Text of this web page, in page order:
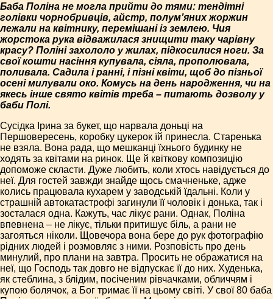
Баба Поліна не могла прийти до тями: тендітні
голівки чорнобривців, айстр, полум’яних жоржин
лежали на квітнику, перемішані із землею. Чия
жорстока рука відважилася знищити таку чарівну
красу? Поліні захололо у жилах, підкосилися ноги. За
свої кошти насіння купувала, сіяла, прополювала,
поливала. Садила і ранні, і пізні квіти, щоб до пізньої
осені милували око. Комусь на день народження, чи на
якесь інше свято квітів треба – питають дозволу у
баби Полі.
Сусідка Ірина за букет, що нарвала доньці на
Першовересень, коробку цукерок їй принесла. Старенька
не взяла. Вона рада, що мешканці їхнього будинку не
ходять за квітами на ринок. Ще й квіткову композицію
допоможе скласти. Дуже любить, коли хтось навідується до
неї. Для гостей завжди знайде щось смачненьке, адже
колись працювала кухарем у заводській їдальні. Коли у
страшній автокатастрофі загинули її чоловік і донька, так і
зосталася одна. Кажуть, час лікує рани. Однак, Поліна
впевнена – не лікує, тільки притишує біль, а рани не
загояться ніколи. Щовечора вона бере до рук фотографію
рідних людей і розмовляє з ними. Розповість про день
минулий, про плани на завтра. Просить не ображатися на
неї, що Господь так довго не відпускає її до них. Худенька,
як стеблина, з блідим, посіченим рівчачками, обличчям і
купою болячок, а Бог тримає її на цьому світі. У свої 80 баба